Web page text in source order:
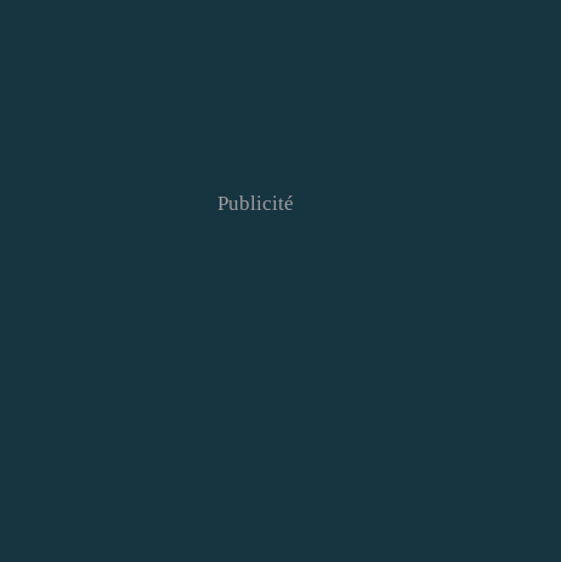
Publicité